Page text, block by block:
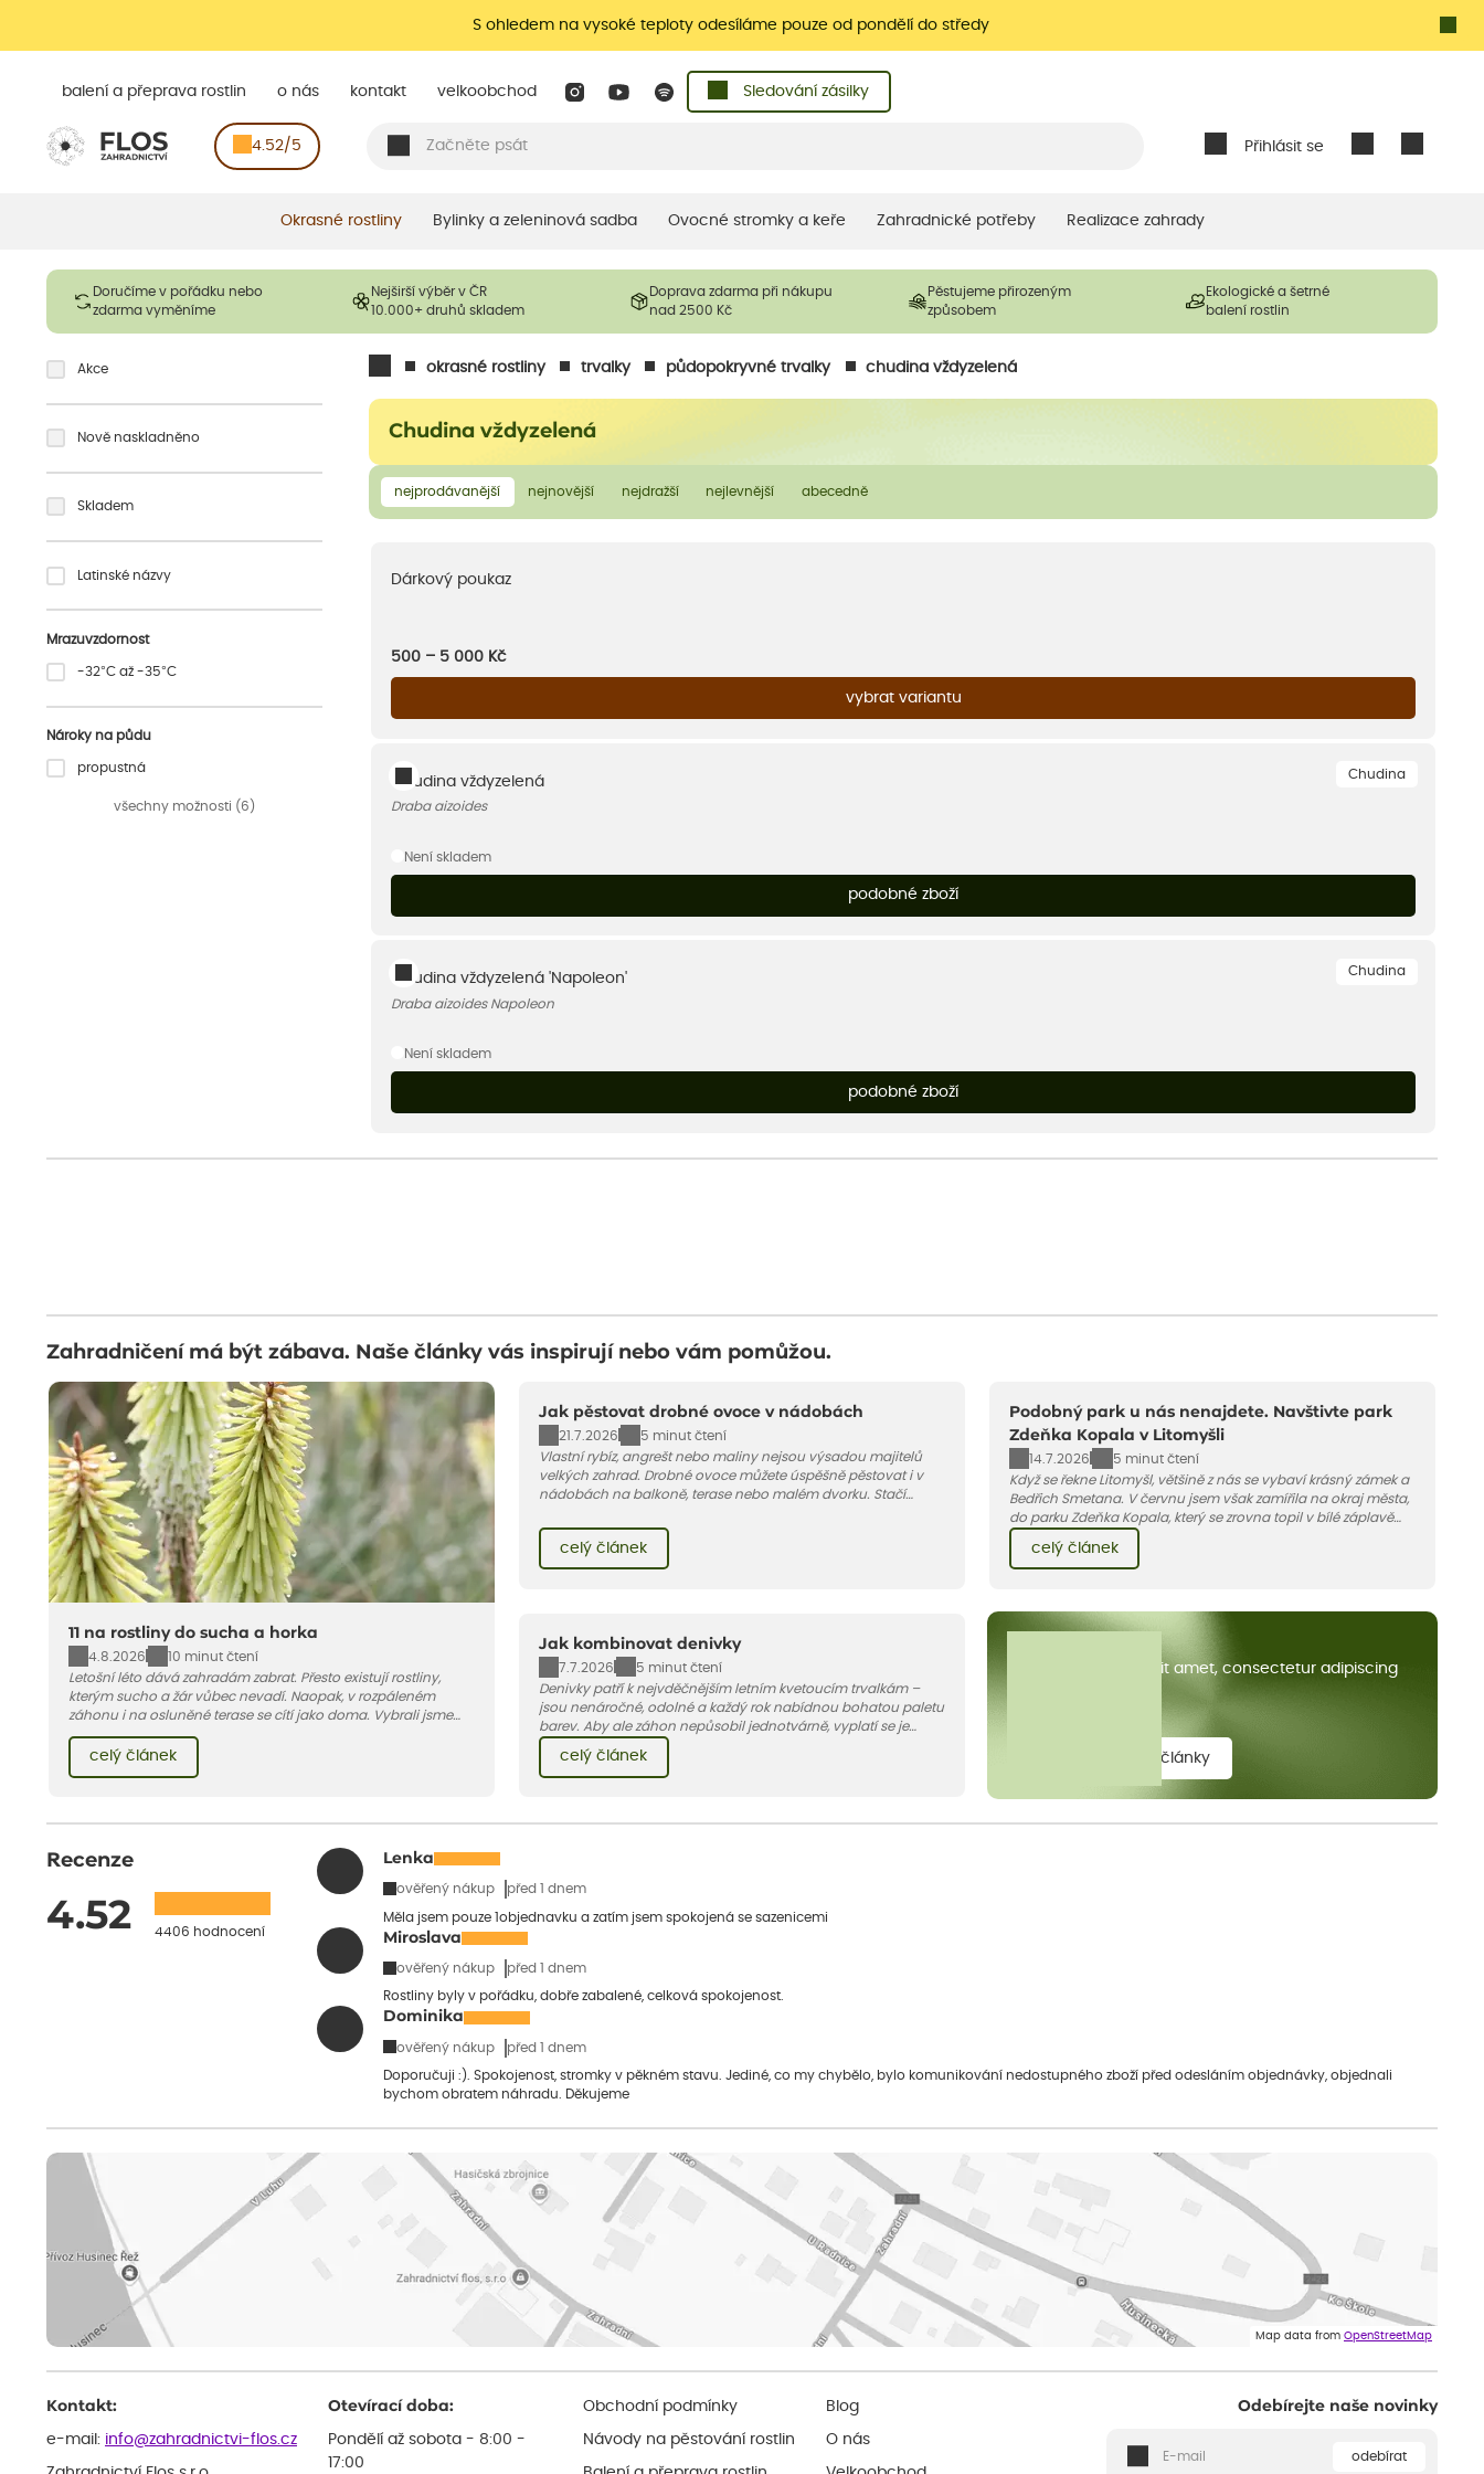
S ohledem na vysoké teploty odesíláme pouze od pondělí do středy
Přihlásit se
balení a přeprava rostlin o nás kontakt velkoobchod Sledování zásilky
4.52/5
Okrasné rostliny Bylinky a zeleninová sadba Ovocné stromky a keře Zahradnické potřeby Realizace zahrady
Doručíme v pořádku nebo
zdarma vyměníme
Nejširší výběr v ČR
10.000+ druhů skladem
Doprava zdarma při nákupu
nad 2500 Kč
Pěstujeme přirozeným
způsobem
Ekologické a šetrné
balení rostlin
okrasné rostliny trvalky půdopokryvné trvalky chudina vždyzelená
Chudina vždyzelená
nejprodávanější nejnovější nejdražší nejlevnější abecedně
Akce
Nově naskladněno
Skladem
Latinské názvy
Mrazuvzdornost
-32°C až -35°C
Nároky na půdu
propustná
všechny možnosti (6)
Dárkový poukaz
500 – 5 000 Kč
vybrat variantu
Chudina
Chudina vždyzelená
Draba aizoides
Není skladem
podobné zboží
Chudina
Chudina vždyzelená 'Napoleon'
Draba aizoides Napoleon
Není skladem
podobné zboží
Zahradničení má být zábava. Naše články vás inspirují nebo vám pomůžou.
11 na rostliny do sucha a horka
4.8.2026
10 minut čtení
Letošní léto dává zahradám zabrat. Přesto existují rostliny,
kterým sucho a žár vůbec nevadí. Naopak, v rozpáleném
záhonu i na osluněné terase se cítí jako doma. Vybrali jsme
pro vás 11 tipů na odolné druhy, které zvládnou horké a suché
léto bez pravidelné zálivky. Pojďme se podívat, které to jsou.
celý článek
Jak pěstovat drobné ovoce v nádobách
21.7.2026
5 minut čtení
Vlastní rybíz, angrešt nebo maliny nejsou výsadou majitelů
velkých zahrad. Drobné ovoce můžete úspěšně pěstovat i v
nádobách na balkoně, terase nebo malém dvorku. Stačí
pár základních pravidel. V tomto článku vám poradíme, jak na
celý článek
Podobný park u nás nenajdete. Navštivte park
Zdeňka Kopala v Litomyšli
14.7.2026
5 minut čtení
Když se řekne Litomyšl, většině z nás se vybaví krásný zámek a
Bedřich Smetana. V červnu jsem však zamířila na okraj města,
do parku Zdeňka Kopala, který se zrovna topil v bílé záplavě
kvetoucích kopretin. Fotky řeknou víc než slova, přidávám k
nim pár řádků o tom, jak tento jedinečný kus krajiny vznikl.
celý článek
Jak kombinovat denivky
7.7.2026
5 minut čtení
Denivky patří k nejvděčnějším letním kvetoucím trvalkám –
jsou nenáročné, odolné a každý rok nabídnou bohatou paletu
barev. Aby ale záhon nepůsobil jednotvárně, vyplatí se je
doplnit vhodnými sousedy. V dnešním článku vám ukážeme, s
jakými trvalkami a travinami denivky nejlépe ladí.
celý článek
Lorem ipsum dolor sit amet, consectetur adipiscing
zobrazit všechny články
Recenze
4.52 4406 hodnocení
Lenka
ověřený nákup před 1 dnem
Měla jsem pouze 1objednavku a zatím jsem spokojená se sazenicemi
Miroslava
ověřený nákup před 1 dnem
Rostliny byly v pořádku, dobře zabalené, celková spokojenost.
Dominika
ověřený nákup před 1 dnem
Doporučuji :). Spokojenost, stromky v pěkném stavu. Jediné, co my chybělo, bylo komunikování nedostupného zboží před odesláním objednávky, objednali
bychom obratem náhradu. Děkujeme
Map data from OpenStreetMap
Kontakt:
e-mail: info@zahradnictvi-flos.cz
Otevírací doba:
Pondělí až sobota - 8:00 -
17:00
Obchodní podmínky
Návody na pěstování rostlin
Blog
O nás
Odebírejte naše novinky
odebírat